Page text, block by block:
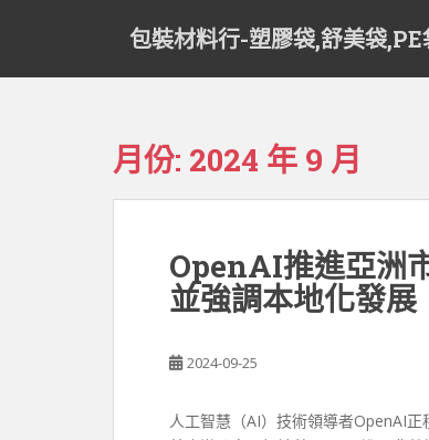
包裝材料行-塑膠袋,舒美袋,PE
月份: 2024 年 9 月
OpenAI推進亞洲
並強調本地化發展
2024-09-25
人工智慧（AI）技術領導者OpenAI